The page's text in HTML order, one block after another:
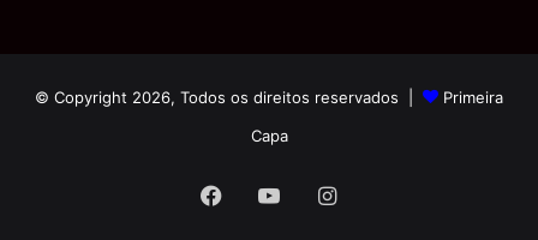
© Copyright 2026, Todos os direitos reservados |
Primeira
Capa
Facebook
YouTubeInstagram